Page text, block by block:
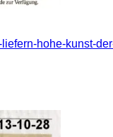
hohe-kunst-